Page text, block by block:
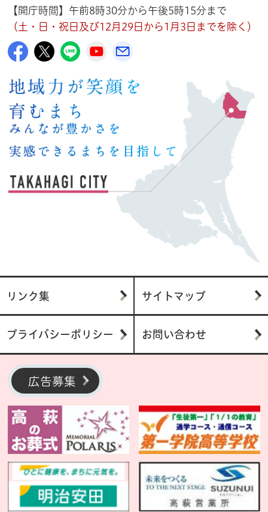
【開庁時間】午前8時30分から午後5時15分まで
（土・日・祝日及び12月29日から1月3日までを除く）
高萩市公式Facebook
高萩市公式X
高萩市公式LINE
高萩市YouTube公式チャンネル
リンク集 サイトマップ
プライバシーポリシー お問い合わせ
広告募集